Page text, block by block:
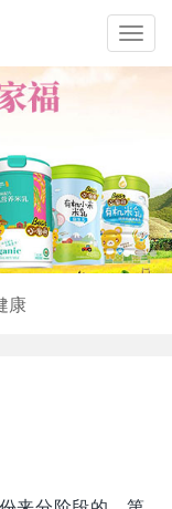
康